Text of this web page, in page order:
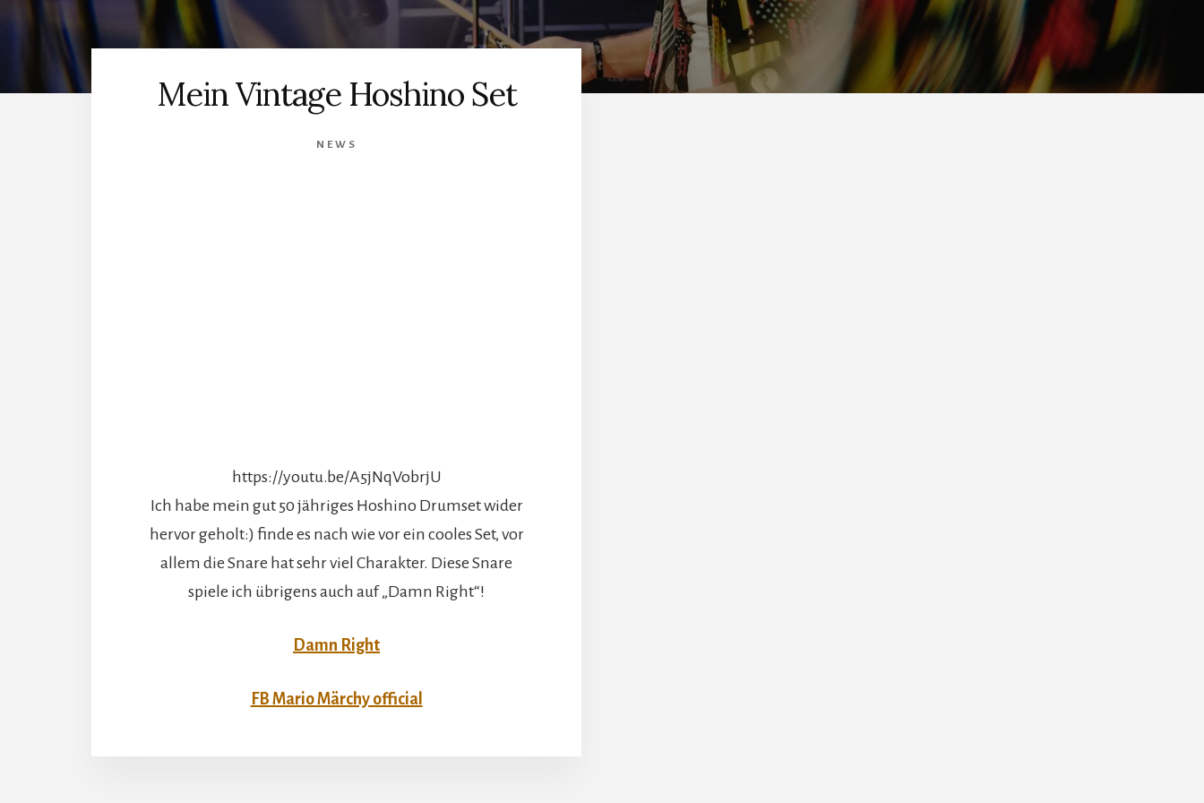
Mein Vintage Hoshino Set
NEWS
https://youtu.be/A5jNqVobrjU
Ich habe mein gut 50 jähriges Hoshino Drumset wider
hervor geholt:) finde es nach wie vor ein cooles Set, vor
allem die Snare hat sehr viel Charakter. Diese Snare
spiele ich übrigens auch auf „Damn Right“!
Damn Right
FB Mario Märchy official